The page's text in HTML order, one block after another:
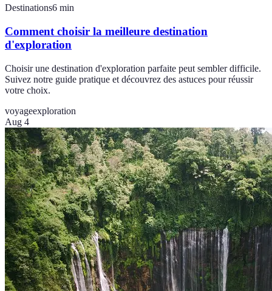
Destinations6 min
Comment choisir la meilleure destination
d'exploration
Choisir une destination d'exploration parfaite peut sembler difficile.
Suivez notre guide pratique et découvrez des astuces pour réussir
votre choix.
voyageexploration
Aug 4